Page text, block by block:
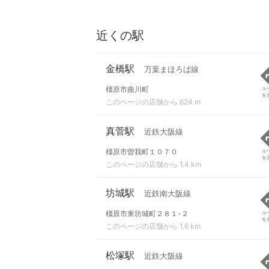
近くの駅
金橋駅 万葉まほろば線
橿原市曲川町
このページの店舗から 624 m
ル
を
真菅駅 近鉄大阪線
橿原市曽我町１０７０
このページの店舗から 1.4 km
ル
を
坊城駅 近鉄南大阪線
橿原市東坊城町２８１-２
このページの店舗から 1.6 km
ル
を
松塚駅 近鉄大阪線